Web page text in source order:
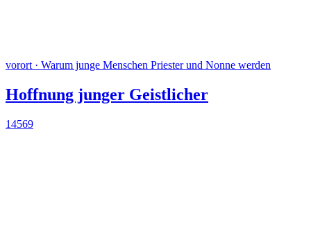
vorort · Warum junge Menschen Priester und Nonne werden
Hoffnung junger Geistlicher
14569